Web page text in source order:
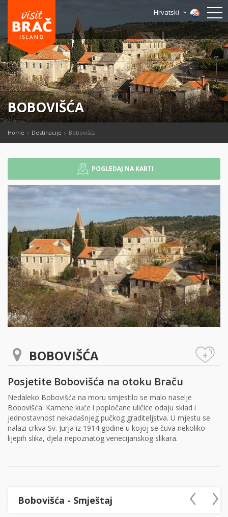
Hrvatski
BOBOVIŠĆA
Home Destinacije Bobovišća
POGLEDAJ NA KARTI
BOBOVIŠĆA +
Posjetite Bobovišća na otoku Braču
Nedaleko Bobovišća na moru smjestilo se malo naselje
Bobovišća. Kamene kuće i popločane uličice odaju sklad i
jednostavnost nekadašnjeg pučkog graditeljstva. U mjestu se
nalazi crkva Sv. Jurja iz 1914 godine u kojoj se čuva nekoliko
lijepih slika, djela nepoznatog venecijanskog slikara.
Bobovišća - Smještaj ‹ ›